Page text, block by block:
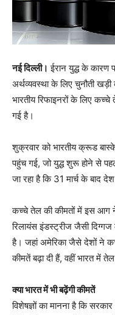
नई दिल्ली। ईरान युद्ध के कारण
अर्थव्यवस्था के लिए चुनौती
भारतीय रिफाइनरों के लिए कच्चे
गई है।
शुक्रवार को भारतीय क्रूड
पहुंच गई, जो युद्ध शुरू होने से
जा रहा है कि 31 मार्च के बाद
कच्चे तेल की कीमतों में इस
रिलायंस इंडस्ट्रीज जैसी दिग्गज
है। जहां अमेरिका जैसे देशों ने
कीमतें बढ़ा दी हैं, वहीं भारत में
क्या भारत में भी बढ़ेंगी कीमतें
विशेषज्ञों का मानना है कि